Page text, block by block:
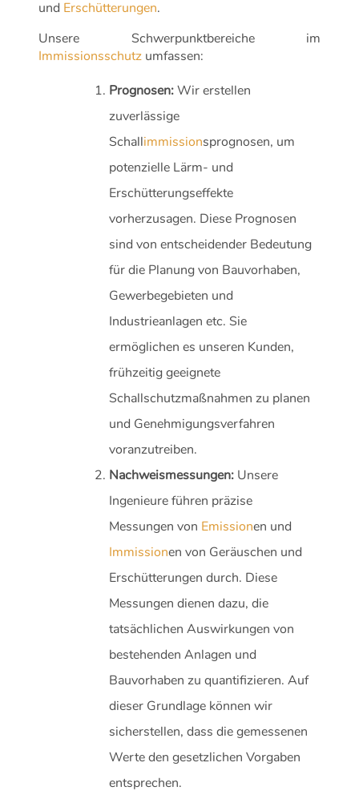
und Erschütterungen.
Unsere Schwerpunktbereiche im
Immissionsschutz umfassen:
Prognosen:Wir erstellen
zuverlässige
Schallimmissionsprognosen, um
potenzielle Lärm- und
Erschütterungseffekte
vorherzusagen. Diese Prognosen
sind von entscheidender Bedeutung
für die Planung von Bauvorhaben,
Gewerbegebieten und
Industrieanlagen etc. Sie
ermöglichen es unseren Kunden,
frühzeitig geeignete
Schallschutzmaßnahmen zu planen
und Genehmigungsverfahren
voranzutreiben.
Nachweismessungen: Unsere
Ingenieure führen präzise
Messungen von Emissionen und
Immissionen von Geräuschen und
Erschütterungen durch. Diese
Messungen dienen dazu, die
tatsächlichen Auswirkungen von
bestehenden Anlagen und
Bauvorhaben zu quantifizieren. Auf
dieser Grundlage können wir
sicherstellen, dass die gemessenen
Werte den gesetzlichen Vorgaben
entsprechen.